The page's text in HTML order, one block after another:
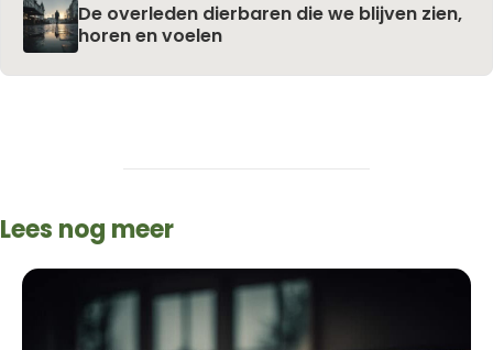
De overleden dierbaren die we blijven zien,
horen en voelen
Lees nog meer